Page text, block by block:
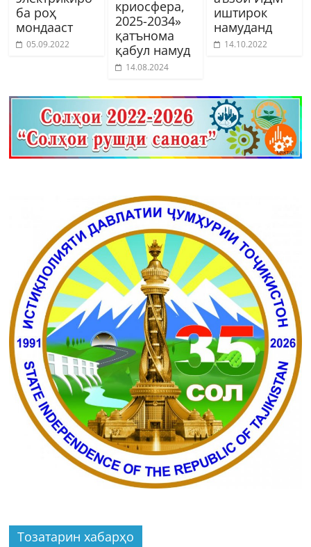
ба роҳ
мондааст
05.09.2022
криосфера,
2025-2034»
қатънома
қабул намуд
14.08.2024
иштирок
намуданд
14.10.2022
Тозатарин хабарҳо